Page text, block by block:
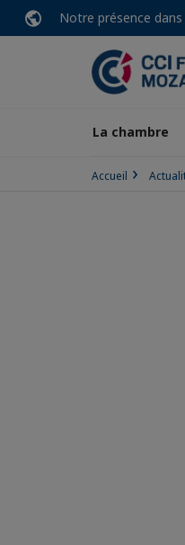
Notre présence
La chambre
Accueil